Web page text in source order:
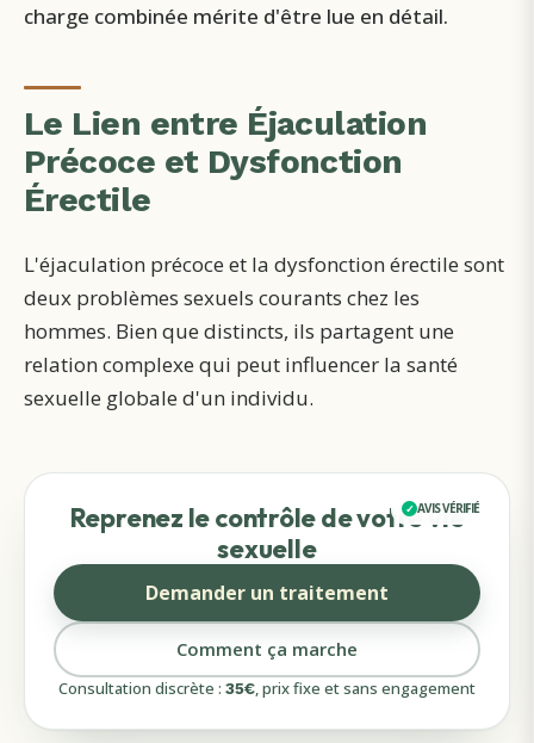
charge combinée mérite d'être lue en détail.
Le Lien entre Éjaculation
Précoce et Dysfonction
Érectile
L'éjaculation précoce et la dysfonction érectile sont
deux problèmes sexuels courants chez les
hommes. Bien que distincts, ils partagent une
relation complexe qui peut influencer la santé
sexuelle globale d'un individu.
AVIS VÉRIFIÉ
Reprenez le contrôle de votre vie
sexuelle
Demander un traitement
Comment ça marche
Consultation discrète : 35€ , prix fixe et sans engagement